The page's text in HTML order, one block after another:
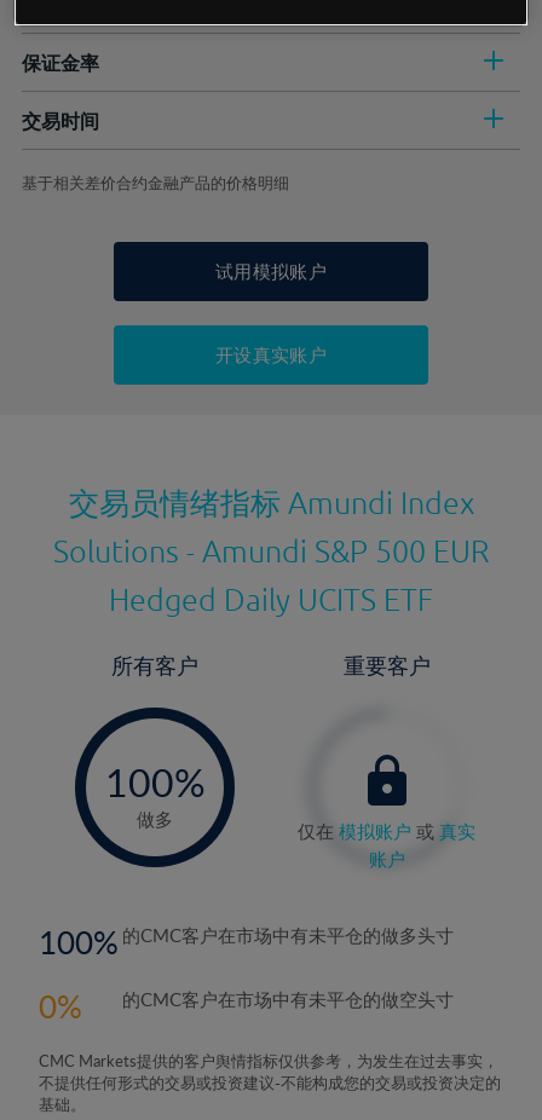
最小数额
1级保证金率
持仓成本-买入
保证金率
层级
交易时间
日 交易时间
显示的交易时间是新加坡当地时间
基于相关差价合约金融产品的价格明细
试用模拟账户
开设真实账户
交易员情绪指标 Amundi Index
Solutions - Amundi S&P 500 EUR
Hedged Daily UCITS ETF
所有客户
100%
做多
重要客户
仅在模拟账户 或真实
账户
100 的CMC客户在市场中有未平仓的做多头寸
0 的CMC客户在市场中有未平仓的做空头寸
CMC Markets提供的客户舆情指标仅供参考，为发生在过去事实，
不提供任何形式的交易或投资建议-不能构成您的交易或投资决定的
基础。